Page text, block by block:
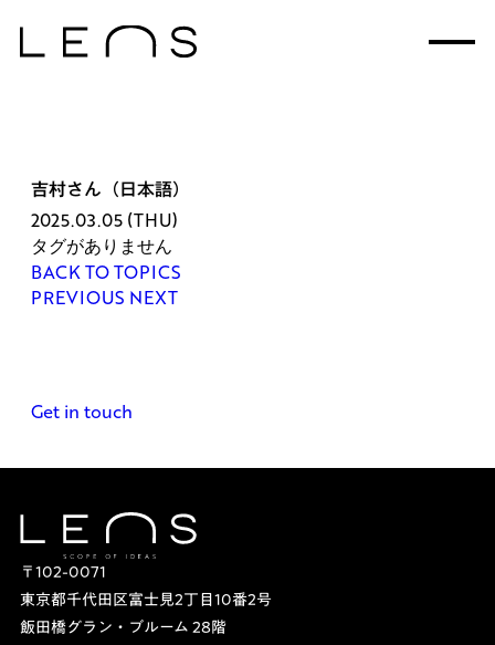
吉村さん（日本語）
2025.03.05 (THU)
タグがありません
BACK TO TOPICS
PREVIOUS NEXT
Get in touch
〒102-0071
東京都千代田区富士見2丁目10番2号
飯田橋グラン・ブルーム 28階